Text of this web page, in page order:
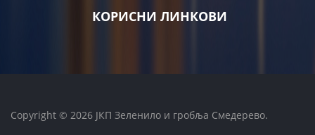
КОРИСНИ ЛИНКОВИ
Copyright © 2026 ЈКП Зеленило и гробља Смедерево.